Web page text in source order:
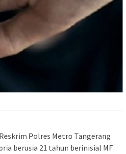
Polres Metro Tangerang
berusia 21 tahun berinisial MF